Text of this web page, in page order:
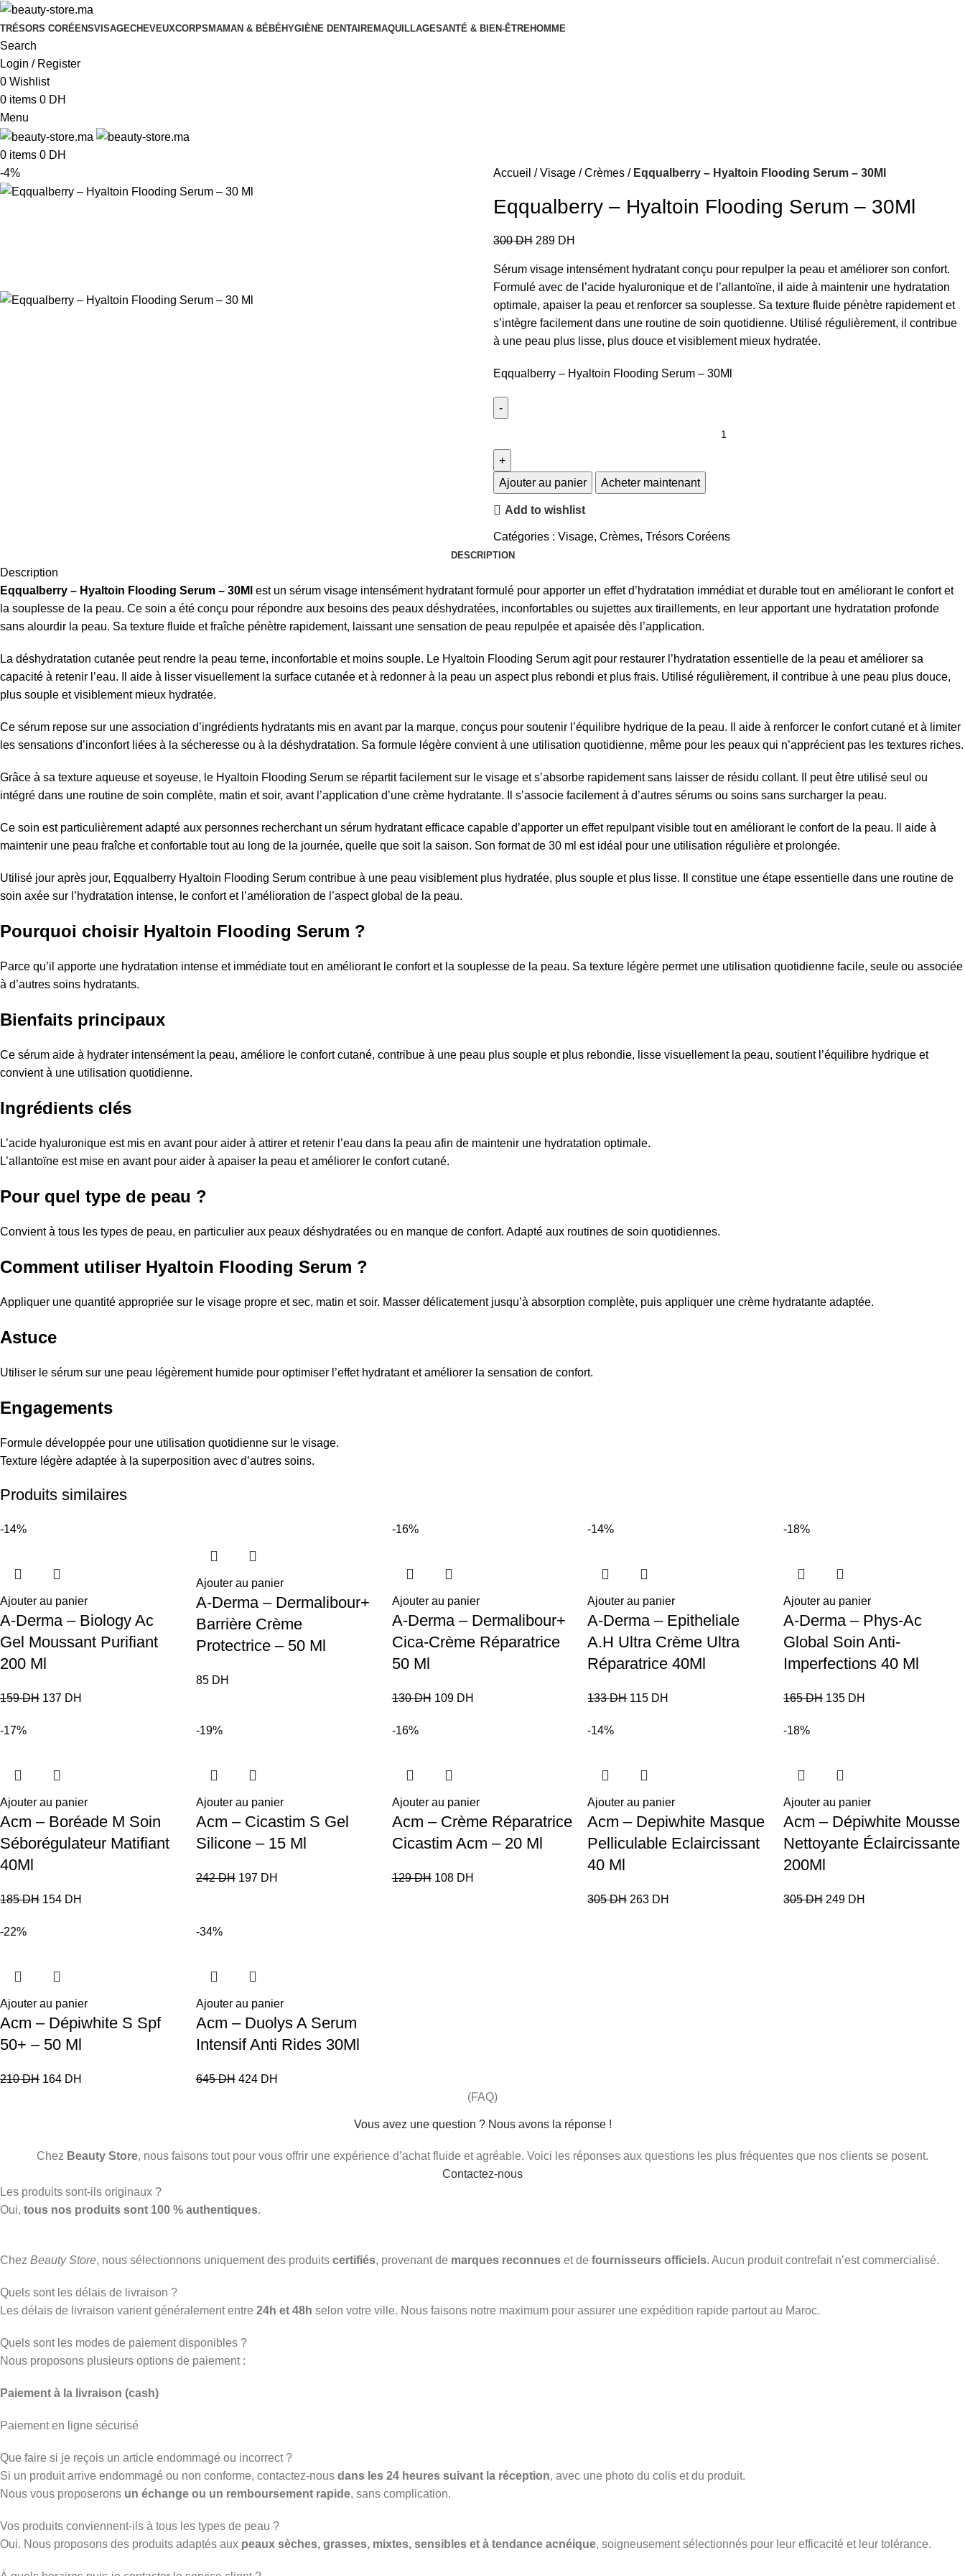
TRÉSORS CORÉENSVISAGECHEVEUXCORPS MAMAN & BÉBÉHYGIÈNE DENTAIREMAQUILLAGESANTÉ & BIEN-ÊTREHOMME
Search
Login / Register
0 Wishlist
0 items 0 DH
Menu
0 items 0 DH
-4%
Accueil Visage Crèmes Eqqualberry – Hyaltoin Flooding Serum – 30Ml
Eqqualberry – Hyaltoin Flooding Serum – 30Ml
300DH 289 DH
Sérum visage intensément hydratant conçu pour repulper la peau et améliorer son confort.
Formulé avec de l’acide hyaluronique et de l’allantoïne, il aide à maintenir une hydratation
optimale, apaiser la peau et renforcer sa souplesse. Sa texture fluide pénètre rapidement et
s’intègre facilement dans une routine de soin quotidienne. Utilisé régulièrement, il contribue
à une peau plus lisse, plus douce et visiblement mieux hydratée.
Eqqualberry – Hyaltoin Flooding Serum – 30Ml
Ajouter au panier Acheter maintenant
Add to wishlist
Catégories : Visage, Crèmes, Trésors Coréens
DESCRIPTION
Description
Eqqualberry – Hyaltoin Flooding Serum – 30Ml est un sérum visage intensément hydratant formulé pour apporter un effet d’hydratation immédiat et durable tout en améliorant le confort et
la souplesse de la peau. Ce soin a été conçu pour répondre aux besoins des peaux déshydratées, inconfortables ou sujettes aux tiraillements, en leur apportant une hydratation profonde
sans alourdir la peau. Sa texture fluide et fraîche pénètre rapidement, laissant une sensation de peau repulpée et apaisée dès l’application.
La déshydratation cutanée peut rendre la peau terne, inconfortable et moins souple. Le Hyaltoin Flooding Serum agit pour restaurer l’hydratation essentielle de la peau et améliorer sa
capacité à retenir l’eau. Il aide à lisser visuellement la surface cutanée et à redonner à la peau un aspect plus rebondi et plus frais. Utilisé régulièrement, il contribue à une peau plus douce,
plus souple et visiblement mieux hydratée.
Ce sérum repose sur une association d’ingrédients hydratants mis en avant par la marque, conçus pour soutenir l’équilibre hydrique de la peau. Il aide à renforcer le confort cutané et à limiter
les sensations d’inconfort liées à la sécheresse ou à la déshydratation. Sa formule légère convient à une utilisation quotidienne, même pour les peaux qui n’apprécient pas les textures riches.
Grâce à sa texture aqueuse et soyeuse, le Hyaltoin Flooding Serum se répartit facilement sur le visage et s’absorbe rapidement sans laisser de résidu collant. Il peut être utilisé seul ou
intégré dans une routine de soin complète, matin et soir, avant l’application d’une crème hydratante. Il s’associe facilement à d’autres sérums ou soins sans surcharger la peau.
Ce soin est particulièrement adapté aux personnes recherchant un sérum hydratant efficace capable d’apporter un effet repulpant visible tout en améliorant le confort de la peau. Il aide à
maintenir une peau fraîche et confortable tout au long de la journée, quelle que soit la saison. Son format de 30 ml est idéal pour une utilisation régulière et prolongée.
Utilisé jour après jour, Eqqualberry Hyaltoin Flooding Serum contribue à une peau visiblement plus hydratée, plus souple et plus lisse. Il constitue une étape essentielle dans une routine de
soin axée sur l’hydratation intense, le confort et l’amélioration de l’aspect global de la peau.
Pourquoi choisir Hyaltoin Flooding Serum ?
Parce qu’il apporte une hydratation intense et immédiate tout en améliorant le confort et la souplesse de la peau. Sa texture légère permet une utilisation quotidienne facile, seule ou associée
à d’autres soins hydratants.
Bienfaits principaux
Ce sérum aide à hydrater intensément la peau, améliore le confort cutané, contribue à une peau plus souple et plus rebondie, lisse visuellement la peau, soutient l’équilibre hydrique et
convient à une utilisation quotidienne.
Ingrédients clés
L’acide hyaluronique est mis en avant pour aider à attirer et retenir l’eau dans la peau afin de maintenir une hydratation optimale.
L’allantoïne est mise en avant pour aider à apaiser la peau et améliorer le confort cutané.
Pour quel type de peau ?
Convient à tous les types de peau, en particulier aux peaux déshydratées ou en manque de confort. Adapté aux routines de soin quotidiennes.
Comment utiliser Hyaltoin Flooding Serum ?
Appliquer une quantité appropriée sur le visage propre et sec, matin et soir. Masser délicatement jusqu’à absorption complète, puis appliquer une crème hydratante adaptée.
Astuce
Utiliser le sérum sur une peau légèrement humide pour optimiser l’effet hydratant et améliorer la sensation de confort.
Engagements
Formule développée pour une utilisation quotidienne sur le visage.
Texture légère adaptée à la superposition avec d’autres soins.
Produits similaires
-14%
Ajouter au panier
A-Derma – Biology Ac
Gel Moussant Purifiant
200 Ml
159DH 137 DH
Ajouter au panier
A-Derma – Dermalibour+
Barrière Crème
Protectrice – 50 Ml
85 DH
-16%
Ajouter au panier
A-Derma – Dermalibour+
Cica-Crème Réparatrice
50 Ml
130DH 109 DH
-14%
Ajouter au panier
A-Derma – Epitheliale
A.H Ultra Crème Ultra
Réparatrice 40Ml
133DH 115 DH
-18%
Ajouter au panier
A-Derma – Phys-Ac
Global Soin Anti-
Imperfections 40 Ml
165DH 135 DH
-17%
Ajouter au panier
Acm – Boréade M Soin
Séborégulateur Matifiant
40Ml
185DH 154 DH
-19%
Ajouter au panier
Acm – Cicastim S Gel
Silicone – 15 Ml
242DH 197 DH
-16%
Ajouter au panier
Acm – Crème Réparatrice
Cicastim Acm – 20 Ml
129DH 108 DH
-14%
Ajouter au panier
Acm – Depiwhite Masque
Pelliculable Eclaircissant
40 Ml
305DH 263 DH
-18%
Ajouter au panier
Acm – Dépiwhite Mousse
Nettoyante Éclaircissante
200Ml
305DH 249 DH
-22%
Ajouter au panier
Acm – Dépiwhite S Spf
50+ – 50 Ml
210DH 164 DH
-34%
Ajouter au panier
Acm – Duolys A Serum
Intensif Anti Rides 30Ml
645DH 424 DH
(FAQ)
Vous avez une question ? Nous avons la réponse !
Chez Beauty Store, nous faisons tout pour vous offrir une expérience d’achat fluide et agréable. Voici les réponses aux questions les plus fréquentes que nos clients se posent.
Contactez-nous
Les produits sont-ils originaux ?
Oui, tous nos produits sont 100 % authentiques.
Chez Beauty Store, nous sélectionnons uniquement des produits certifiés, provenant de marques reconnues et de fournisseurs officiels. Aucun produit contrefait n’est commercialisé.
Quels sont les délais de livraison ?
Les délais de livraison varient généralement entre 24h et 48h selon votre ville. Nous faisons notre maximum pour assurer une expédition rapide partout au Maroc.
Quels sont les modes de paiement disponibles ?
Nous proposons plusieurs options de paiement :
Paiement à la livraison (cash)
Paiement en ligne sécurisé
Que faire si je reçois un article endommagé ou incorrect ?
Si un produit arrive endommagé ou non conforme, contactez-nous dans les 24 heures suivant la réception, avec une photo du colis et du produit.
Nous vous proposerons un échange ou un remboursement rapide, sans complication.
Vos produits conviennent-ils à tous les types de peau ?
Oui. Nous proposons des produits adaptés aux peaux sèches, grasses, mixtes, sensibles et à tendance acnéique, soigneusement sélectionnés pour leur efficacité et leur tolérance.